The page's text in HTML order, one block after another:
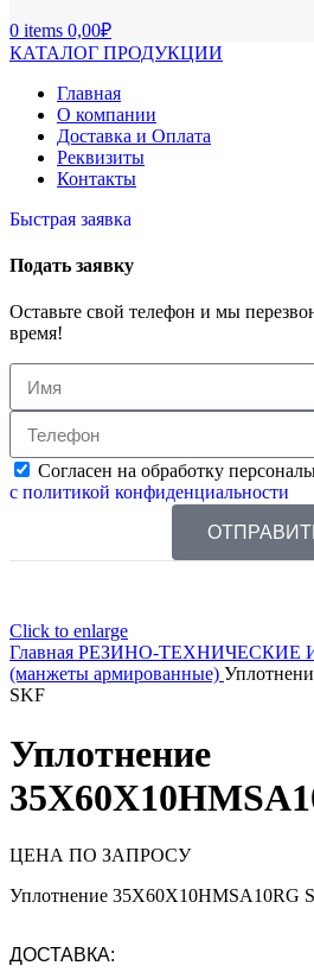
0 items 0,00₽
КАТАЛОГ ПРОДУКЦИИ
Главная
О компании
Доставка и Оплата
Реквизиты
Контакты
Быстрая заявка
Подать заявку
Оставьте свой телефон и мы
время!
Согласен на обработку
с политикой конфиденциальности
Click to enlarge
Главная РЕЗИНО-ТЕХНИЧЕСКИЕ
(манжеты армированные)
SKF
Уплотнение
ЦЕНА ПО ЗАПРОСУ
Уплотнение 35X60X10HMSA10RG
ДОСТАВКА: